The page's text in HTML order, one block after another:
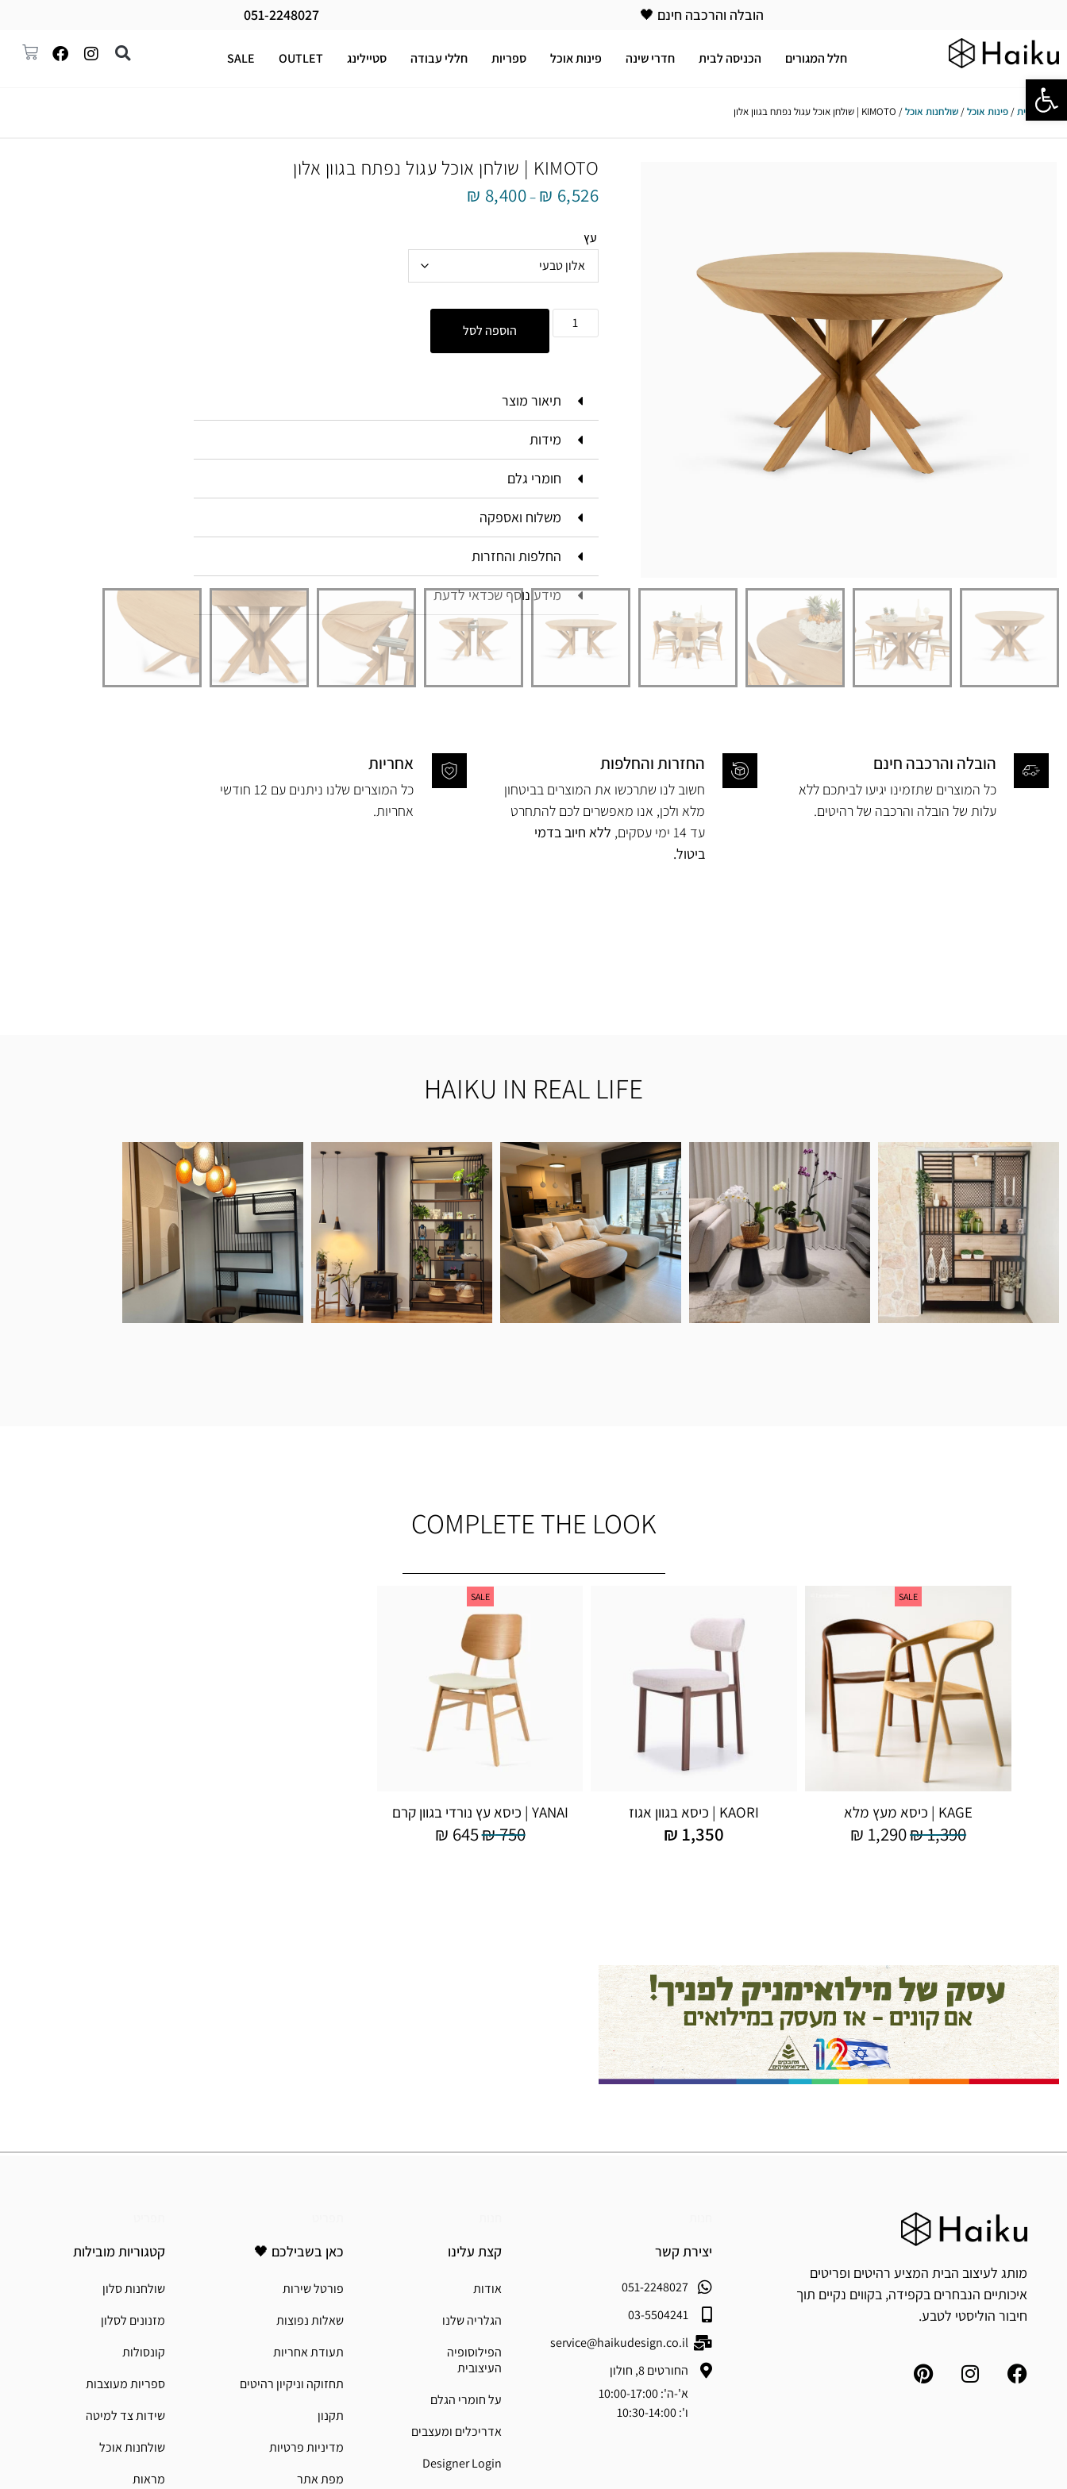
הובלה והרכבה חינם 🖤 051-2248027
חלל המגורים הכניסה לבית חדרי שינה פינות אוכל ספריות חללי עבודה סטיילינג OUTLET
SALE
עמוד הבית/ פינות אוכל/ שולחנות אוכל/ KIMOTO | שולחן אוכל עגול נפתח בגוון אלון
KIMOTO | שולחן אוכל עגול נפתח בגוון אלון
₪ 6,526
–
₪ 8,400
עץ
הוספה לסל
תיאור מוצר
מידות
חומרי גלם
משלוח ואספקה
החלפות והחזרות
מידע נוסף שכדאי לדעת
הובלה והרכבה חינם
כל המוצרים שתזמינו יגיעו לביתכם ללא
עלות של הובלה והרכבה של רהיטים.
החזרות והחלפות
חשוב לנו שתרכשו את המוצרים בביטחון
מלא ולכן, אנו מאפשרים לכם להתחרט
עד 14 ימי עסקים,
ללא חיוב בדמי
ביטול.
אחריות
כל המוצרים שלנו ניתנים עם 12 חודשי
אחריות.
HAIKU IN REAL LIFE
COMPLETE THE LOOK
SALE
KAGE | כיסא מעץ מלא
₪1,390
₪ 1,290
KAORI | כיסא בגוון אגוז
₪ 1,350
SALE
YANAI | כיסא עץ נורדי בגוון קרם
₪750
₪ 645
מותג לעיצוב הבית המציע רהיטים ופריטים
איכותיים הנבחרים בקפידה, בקווים נקיים תוך
חיבור הוליסטי לטבע.
יצירת קשר
051-2248027
03-5504241
service@haikudesign.co.il
החורטים 8, חולון
א'-ה': 10:00-17:00
ו': 10:30-14:00
קצת עלינו
אודות
הגלריה שלנו
הפילוסופיה
העיצובית
על חומרי הגלם
אדריכלים ומעצבים
Designer Login
כאן בשבילכם 🖤
פורטל שירות
שאלות נפוצות
תעודת אחריות
תחזוקה וניקיון רהיטים
תקנון
מדיניות פרטיות
מפת אתר
קטגוריות מובילות
שולחנות סלון
מזנונים לסלון
קונסולות
ספריות מעוצבות
שידות צד למיטה
שולחנות אוכל
מראות
פתח סרגל נגישות